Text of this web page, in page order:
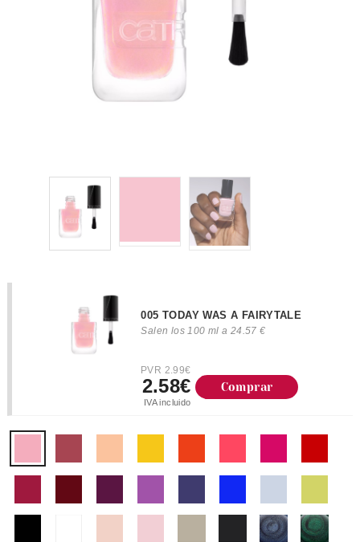
005 TODAY WAS A FAIRYTALE
Salen los 100 ml a 24.57 €
PVR 2.99€
2.58€
IVA incluido
Comprar